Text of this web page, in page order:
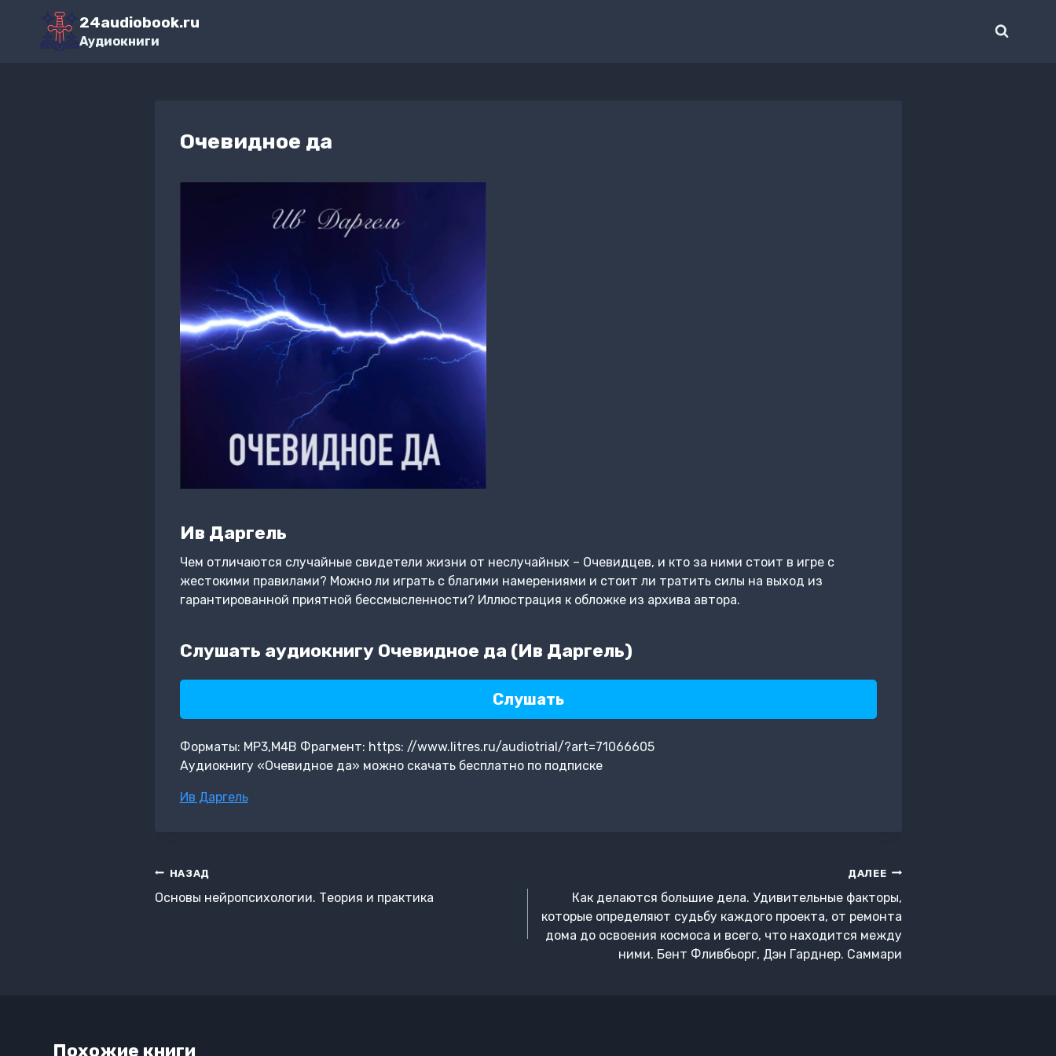
Перейти
содержимому
24audiobook.ru
Аудиокниги
Очевидное да
Ив Даргель
Чем отличаются случайные свидетели жизни от неслучайных – Очевидцев, и кто за ними стоит в игре с
жестокими правилами? Можно ли играть с благими намерениями и стоит ли тратить силы на выход из
гарантированной приятной бессмысленности? Иллюстрация к обложке из архива автора.
Слушать аудиокнигу Очевидное да (Ив Даргель)
Слушать
Форматы: MP3,M4B Фрагмент: https: //www.litres.ru/audiotrial/?art=71066605
Аудиокнигу «Очевидное да» можно скачать бесплатно по подписке
Метки
Ив Даргель
Навигация
по
НАЗАД
Основы нейропсихологии. Теория и практика
ДАЛЕЕ
Как делаются большие дела. Удивительные факторы,
которые определяют судьбу каждого проекта, от ремонта
дома до освоения космоса и всего, что находится между
ними. Бент Фливбьорг, Дэн Гарднер. Саммари
Похожие книги